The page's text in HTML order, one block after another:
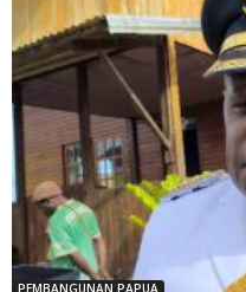
PEMBANGUNAN PAPUA